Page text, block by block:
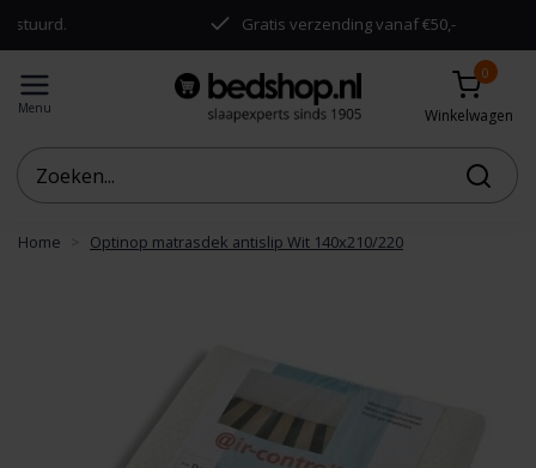
Gratis verzending vanaf €50,-
Menu
0
Winkelwagen
Home Optinop matrasdek antislip Wit 140x210/220